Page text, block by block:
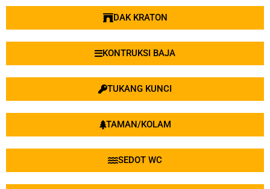
DAK KRATON
KONTRUKSI BAJA
TUKANG KUNCI
TAMAN/KOLAM
SEDOT WC